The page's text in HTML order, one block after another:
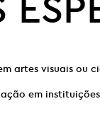
artes visuais ou
em